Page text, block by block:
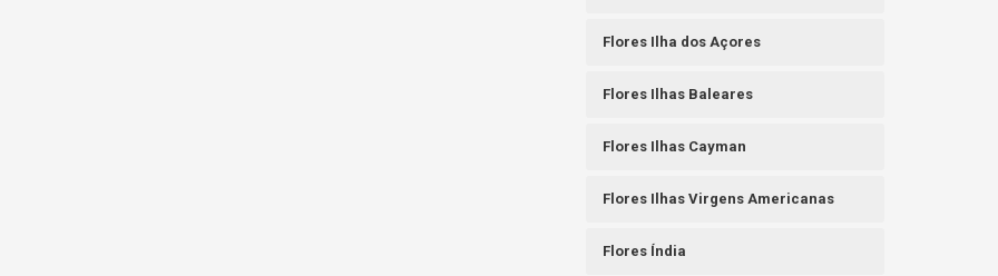
Flores Ilha dos Açores
Flores Ilhas Baleares
Flores Ilhas Cayman
Flores Ilhas Virgens Americanas
Flores Índia